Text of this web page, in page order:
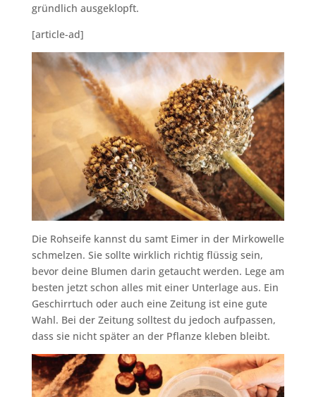
gründlich ausgeklopft.
[article-ad]
Die Rohseife kannst du samt Eimer in der Mirkowelle
schmelzen. Sie sollte wirklich richtig flüssig sein,
bevor deine Blumen darin getaucht werden. Lege am
besten jetzt schon alles mit einer Unterlage aus. Ein
Geschirrtuch oder auch eine Zeitung ist eine gute
Wahl. Bei der Zeitung solltest du jedoch aufpassen,
dass sie nicht später an der Pflanze kleben bleibt.